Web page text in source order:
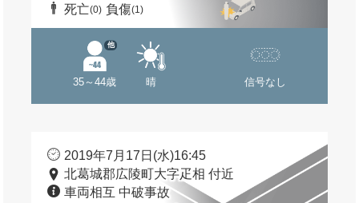
死亡(0) 負傷(1)
35～44歳
他
晴 信号なし
2019年7月17日(水)16:45
北葛城郡広陵町大字疋相 付近
車両相互 中破事故